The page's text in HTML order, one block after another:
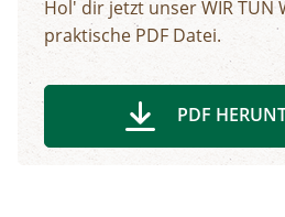
Hol' dir jetzt unser WIR TUN
praktische PDF Datei.
PDF